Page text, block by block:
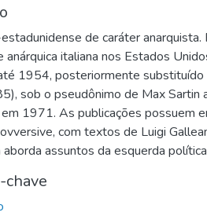
de caráter
anárquica italiana nos Estados
1954, posteriormente substituído
sob o pseudônimo de Max Sartin
1971. As publicações possuem
com textos de Luigi
assuntos da esquerda
chave